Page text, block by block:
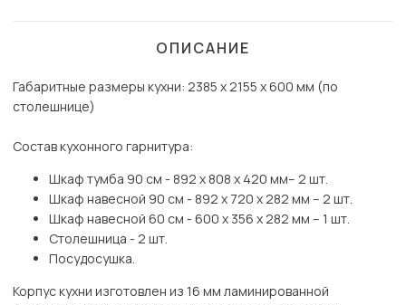
ОПИСАНИЕ
Габаритные размеры кухни: 2385 х 2155 х 600 мм (по
столешнице)
Состав кухонного гарнитура:
Шкаф тумба 90 см - 892 х 808 х 420 мм– 2 шт.
Шкаф навесной 90 см - 892 х 720 х 282 мм – 2 шт.
Шкаф навесной 60 см - 600 х 356 х 282 мм – 1 шт.
Столешница - 2 шт.
Посудосушка.
Корпус кухни изготовлен из 16 мм ламинированной